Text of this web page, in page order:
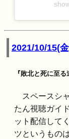
2021/10/15(
『敗北と死に至
スペースシ
たん視聴ガイ
ット配信して
ツというもの